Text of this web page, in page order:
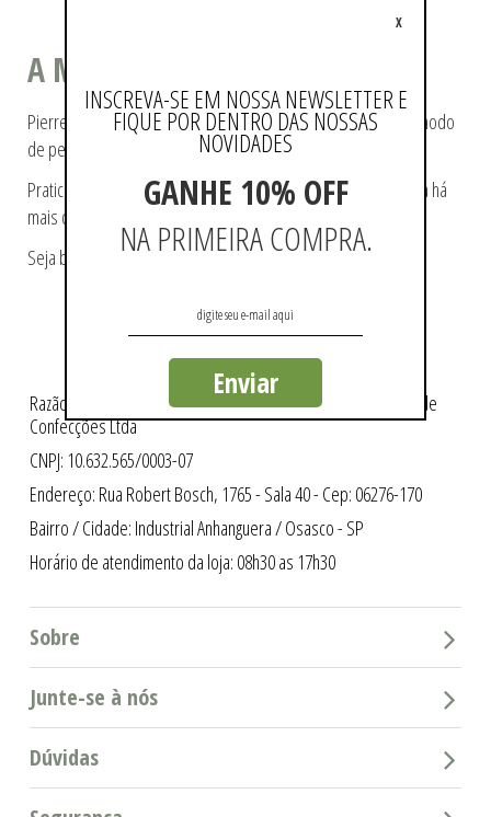
A MODA COMO ESTILO DE VIDA
Pierre Cardin ajudou a tecer a história da moda, pioneiro no modo
de pensá-la e de reproduzi-la.
Praticidade e modernidade fazem parte da essência da marca há
mais de 60 anos.
Seja bem-vindo a loja oficial Pierre Cardin no Brasil.
Razão Social: Intergriffes São Cristóvão Indústria e Comércio de
Confecções Ltda
CNPJ: 10.632.565/0003-07
Endereço: Rua Robert Bosch, 1765 - Sala 40 - Cep: 06276-170
Bairro / Cidade: Industrial Anhanguera / Osasco - SP
Horário de atendimento da loja: 08h30 as 17h30
Sobre
Junte-se à nós
Dúvidas
INSCREVA-SE EM NOSSA NEWSLETTER E
FIQUE POR DENTRO DAS NOSSAS
NOVIDADES
GANHE 10% OFF
NA PRIMEIRA COMPRA.
Enviar
X